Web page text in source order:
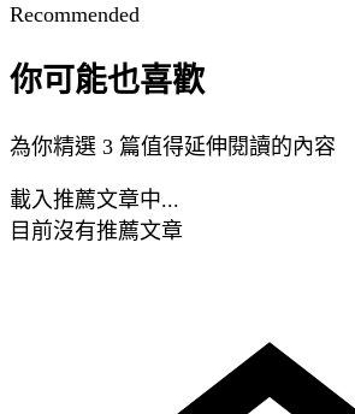
Recommended
你可能也喜歡
為你精選 3 篇值得延伸閱讀的內容
載入推薦文章中...
目前沒有推薦文章